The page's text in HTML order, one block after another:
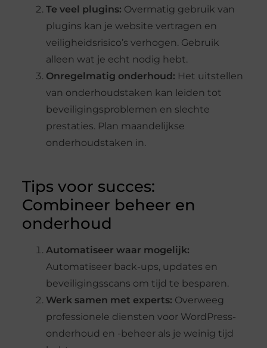
Te veel plugins: Overmatig gebruik van
plugins kan je website vertragen en
veiligheidsrisico’s verhogen. Gebruik
alleen wat je echt nodig hebt.
Onregelmatig onderhoud: Het uitstellen
van onderhoudstaken kan leiden tot
beveiligingsproblemen en slechte
prestaties. Plan maandelijkse
onderhoudstaken in.
Tips voor succes:
Combineer beheer en
onderhoud
Automatiseer waar mogelijk:
Automatiseer back-ups, updates en
beveiligingsscans om tijd te besparen.
Werk samen met experts: Overweeg
professionele diensten voor WordPress-
onderhoud en -beheer als je weinig tijd